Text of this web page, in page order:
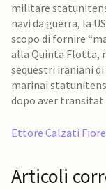
militare
navi da guerra, la
scopo di fornire
alla Quinta Flotta,
sequestri iraniani
marinai
dopo aver
Ettore Calzati
Articoli